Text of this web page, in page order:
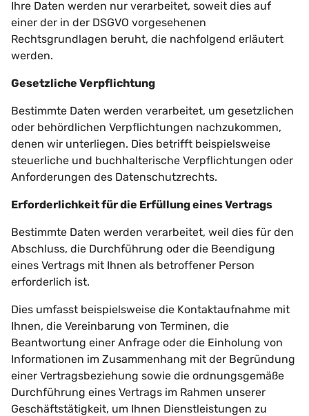
Ihre Daten werden nur verarbeitet, soweit dies auf
einer der in der DSGVO vorgesehenen
Rechtsgrundlagen beruht, die nachfolgend erläutert
werden.
Gesetzliche Verpflichtung
Bestimmte Daten werden verarbeitet, um gesetzlichen
oder behördlichen Verpflichtungen nachzukommen,
denen wir unterliegen. Dies betrifft beispielsweise
steuerliche und buchhalterische Verpflichtungen oder
Anforderungen des Datenschutzrechts.
Erforderlichkeit für die Erfüllung eines Vertrags
Bestimmte Daten werden verarbeitet, weil dies für den
Abschluss, die Durchführung oder die Beendigung
eines Vertrags mit Ihnen als betroffener Person
erforderlich ist.
Dies umfasst beispielsweise die Kontaktaufnahme mit
Ihnen, die Vereinbarung von Terminen, die
Beantwortung einer Anfrage oder die Einholung von
Informationen im Zusammenhang mit der Begründung
einer Vertragsbeziehung sowie die ordnungsgemäße
Durchführung eines Vertrags im Rahmen unserer
Geschäftstätigkeit, um Ihnen Dienstleistungen zu